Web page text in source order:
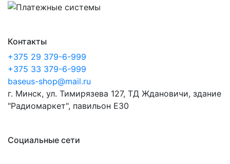
Контакты
+375 29 379-6-999
+375 33 379-6-999
baseus-shop@mail.ru
г. Минск, ул. Тимирязева 127, ТД Ждановичи, здание
"Радиомаркет", павильон E30
Социальные сети